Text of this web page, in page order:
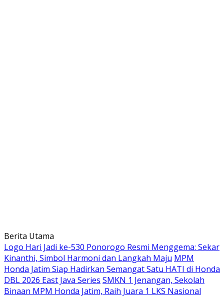
Langsung
ke
konten
Berita Utama
Logo Hari Jadi ke-530 Ponorogo Resmi Menggema: Sekar
Kinanthi, Simbol Harmoni dan Langkah Maju MPM
Honda Jatim Siap Hadirkan Semangat Satu HATI di Honda
DBL 2026 East Java Series SMKN 1 Jenangan, Sekolah
Binaan MPM Honda Jatim, Raih Juara 1 LKS Nasional